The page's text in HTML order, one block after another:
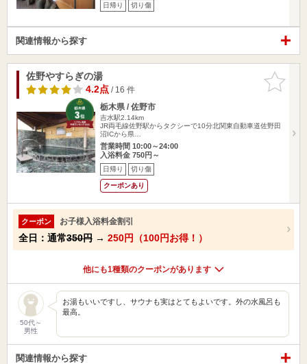
日帰り 切り傷
関連情報から探す
お気に入
りに追加
佐野やすらぎの湯
4.2点/ 16 件
栃木県 / 佐野市
吉水駅2.14km
JR両毛線佐野駅からタクシーで10分北関東自動車道佐野田
沼ICから県…
営業時間 10:00～24:00
入浴料金 750円～
日帰り 切り傷
クーポンあり
クーポン お子様入浴料金割引
全日：通常350円 → 250円（100円お得！）
他にも1種類のクーポンがあります
50代～
男性
お湯もいいですし、サウナも実はとてもよいです。外の水風呂も
最高。
関連情報から探す